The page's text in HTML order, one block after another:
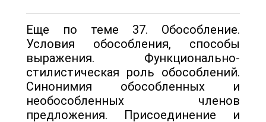
Еще по теме 37. Обособление.
Условия обособления, способы
выражения. Функционально-
стилистическая роль обособлений.
Синонимия обособленных и
необособленных членов
предложения. Присоединение и